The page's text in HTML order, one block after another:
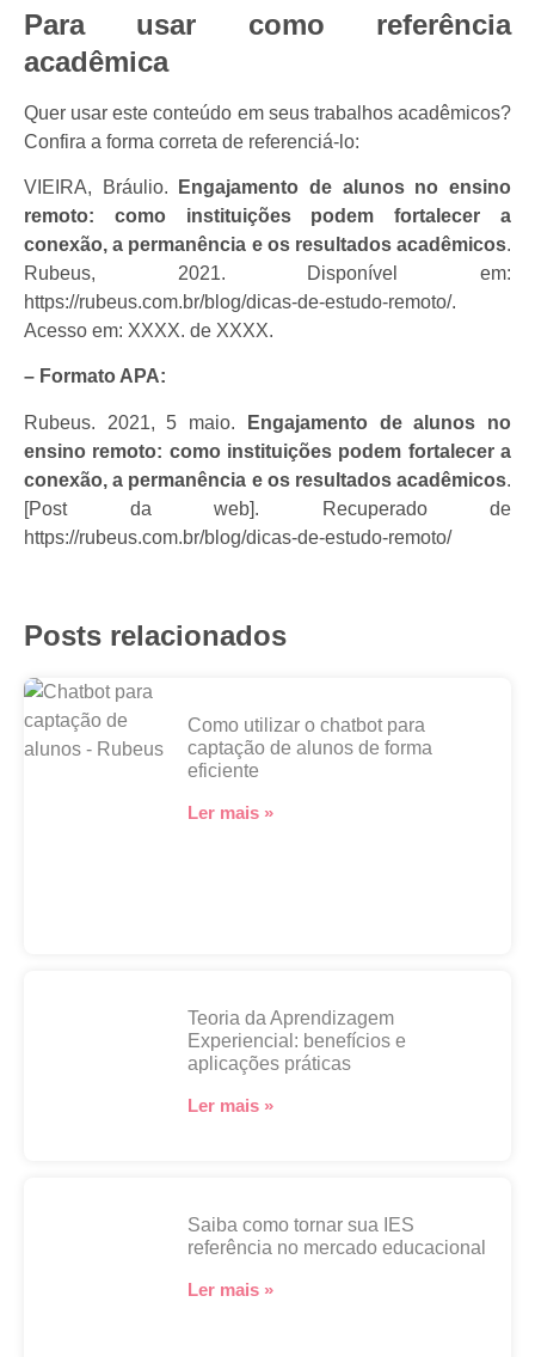
Para usar como referência
acadêmica
Quer usar este conteúdo em seus trabalhos acadêmicos?
Confira a forma correta de referenciá-lo:
VIEIRA, Bráulio.
Engajamento de alunos no ensino
remoto: como instituições podem fortalecer a
conexão, a permanência e os resultados acadêmicos.
Rubeus, 2021. Disponível em:
https://rubeus.com.br/blog/dicas-de-estudo-remoto/.
Acesso em: XXXX. de XXXX.
– Formato APA:
Rubeus. 2021, 5 maio.
Engajamento de alunos no
ensino remoto: como instituições podem fortalecer a
conexão, a permanência e os resultados acadêmicos.
[Post da web]. Recuperado de
https://rubeus.com.br/blog/dicas-de-estudo-remoto/
Posts relacionados
Como utilizar o chatbot para
captação de alunos de forma
eficiente
Ler mais »
Teoria da Aprendizagem
Experiencial: benefícios e
aplicações práticas
Ler mais »
Saiba como tornar sua IES
referência no mercado educacional
Ler mais »